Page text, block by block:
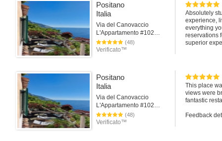
Positano
Italia
Via del Canovaccio
L'Appartamento #102Positano
(48)
Verificato™
Absolutely
experience,
everything
reservations
superior
Positano
Italia
Via del Canovaccio
L'Appartamento #102Positano
(48)
Verificato™
This place
views were
fantastic
Feedback